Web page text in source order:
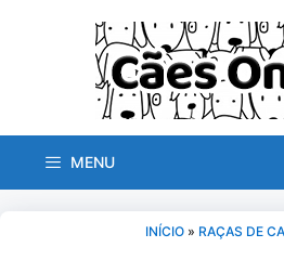
MENU
INÍCIO» RAÇAS DE